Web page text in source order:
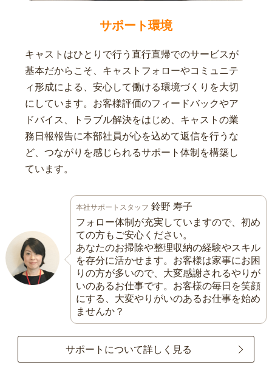
サポート環境
キャストはひとりで行う直行直帰でのサービスが
基本だからこそ、キャストフォローやコミュニテ
ィ形成による、安心して働ける環境づくりを大切
にしています。お客様評価のフィードバックやア
ドバイス、トラブル解決をはじめ、キャストの業
務日報報告に本部社員が心を込めて返信を行うな
ど、つながりを感じられるサポート体制を構築し
ています。
本社サポートスタッフ 鈴野 寿子
フォロー体制が充実していますので、初め
ての方もご安心ください。
あなたのお掃除や整理収納の経験やスキル
を存分に活かせます。お客様は家事にお困
りの方が多いので、大変感謝されるやりが
いのあるお仕事です。お客様の毎日を笑顔
にする、大変やりがいのあるお仕事を始め
ませんか？
サポートについて詳しく見る